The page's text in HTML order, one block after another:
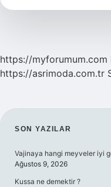
https://myforumum.com
https://asrimoda.com.tr
SIDEBAR
SON YAZILAR
Vajinaya hangi meyveler iyi
Ağustos 9, 2026
Kussa ne demektir ?